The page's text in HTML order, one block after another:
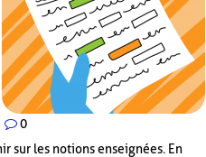
0
sur les notions enseignées. En